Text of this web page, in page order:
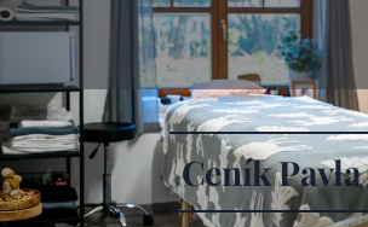
Ceník Pavla